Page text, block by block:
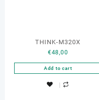
THINK-M320X
€48,00
Add to cart